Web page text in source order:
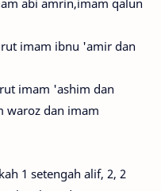
abi amrin,imam qalun
imam ibnu 'amir dan
imam 'ashim dan
waroz dan imam
1 setengah alif, 2, 2